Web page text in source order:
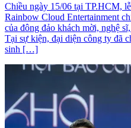
Chiều ngày 15/06 tại TP.HCM,
Rainbow Cloud Entertainment
của đông đảo khách mời, nghệ
Tại sự kiện, đại diện công ty đã
sinh […]